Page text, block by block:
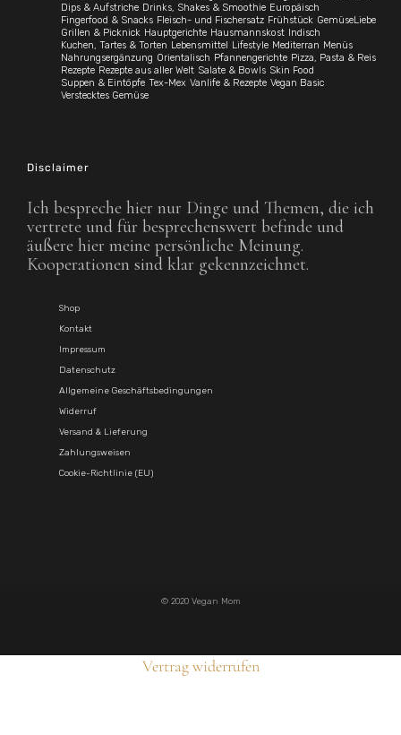
Dips & Aufstriche Drinks, Shakes & Smoothie Europäisch
Fingerfood & Snacks Fleisch- und Fischersatz Frühstück GemüseLiebe
Grillen & Picknick Hauptgerichte Hausmannskost Indisch
Kuchen, Tartes & Torten Lebensmittel Lifestyle Mediterran Menüs
Nahrungsergänzung Orientalisch Pfannengerichte Pizza, Pasta & Reis
Rezepte Rezepte aus aller Welt Salate & Bowls Skin Food
Suppen & Eintöpfe Tex-Mex Vanlife & Rezepte Vegan Basic
Verstecktes Gemüse
Disclaimer
Ich bespreche hier nur Dinge und Themen, die ich
vertrete und für besprechenswert befinde und
äußere hier meine persönliche Meinung.
Kooperationen sind klar gekennzeichnet.
Shop
Kontakt
Impressum
Datenschutz
Allgemeine Geschäftsbedingungen
Widerruf
Versand & Lieferung
Zahlungsweisen
Cookie-Richtlinie (EU)
© 2020 Vegan Mom
Vertrag widerrufen